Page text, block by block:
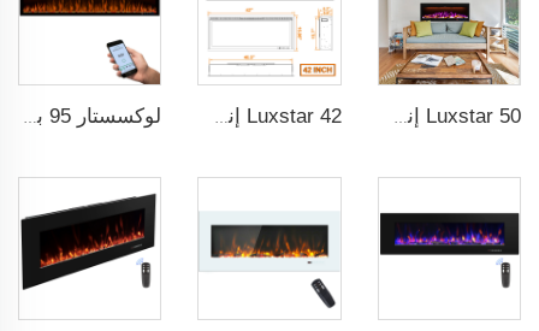
لوكسستار 95 بوصة مدفأة كهربائية ذكية اصطناعية مع حماية من التسخين الزائد وتدفئة كهربائية